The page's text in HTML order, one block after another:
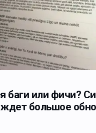
баги или фичи?
большое